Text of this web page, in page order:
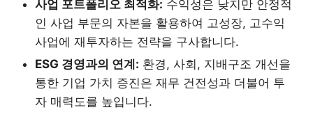
사업 포트폴리오 최적화: 수익성은 낮지만 안정적
인 사업 부문의 자본을 활용하여 고성장, 고수익
사업에 재투자하는 전략을 구사합니다.
ESG 경영과의 연계: 환경, 사회, 지배구조 개선을
통한 기업 가치 증진은 재무 건전성과 더불어 투
자 매력도를 높입니다.